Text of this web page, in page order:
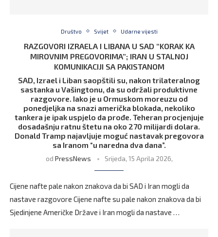
Društvo Svijet Udarne vijesti
RAZGOVORI IZRAELA I LIBANA U SAD “KORAK KA
MIROVNIM PREGOVORIMA”; IRAN U STALNOJ
KOMUNIKACIJI SA PAKISTANOM
SAD, Izrael i Liban saopštili su, nakon trilateralnog
sastanka u Vašingtonu, da su održali produktivne
razgovore. Iako je u Ormuskom moreuzu od
ponedjeljka na snazi američka blokada, nekoliko
tankera je ipak uspjelo da prođe. Teheran procjenjuje
dosadašnju ratnu štetu na oko 270 milijardi dolara.
Donald Tramp najavljuje moguć nastavak pregovora
sa Iranom “u naredna dva dana”.
od PressNews Srijeda, 15 Aprila 2026,
Cijene nafte pale nakon znakova da bi SAD i Iran mogli da
nastave razgovore Cijene nafte su pale nakon znakova da bi
Sjedinjene Američke Države i Iran mogli da nastave …